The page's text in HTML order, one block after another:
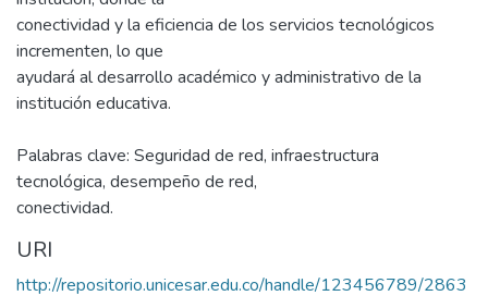
conectividad y la eficiencia de los servicios tecnológicos
incrementen, lo que
ayudará al desarrollo académico y administrativo de la
institución educativa.
Palabras clave: Seguridad de red, infraestructura
tecnológica, desempeño de red,
conectividad.
URI
http://repositorio.unicesar.edu.co/handle/123456789/2863